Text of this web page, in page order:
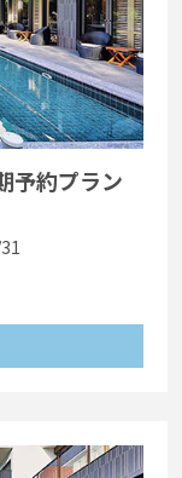
予約プラン